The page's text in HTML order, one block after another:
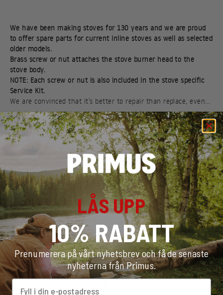
We have been making stoves for 130 years and we are proud
to offer spare parts for current inline stoves as well as selected
older models.
Brass screw or nut attaches the stove burner head to the
stove body.
NOTE: Each screw or nut is also included in the stove specific
Service Kit.
We are convinced that it’s better to repair than replace, even...
Read more
SPECIFICATIONS
MATERIAL
4.0
LÅS UPP
10% RABATT
Prenumerera på vårt nyhetsbrev och få de senaste
nyheterna från Primus.
Email